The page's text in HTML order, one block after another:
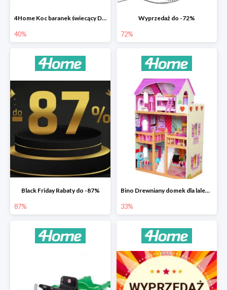
4Home Koc baranek świecący Dino
40%
Wyprzedaż do -72%
72%
Black Friday Rabaty do -87%
87%
Bino Drewniany domek dla lalek z mebelkami -33%
33%